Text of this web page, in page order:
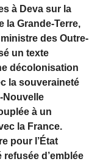
à Deva sur la
la Grande-Terre,
des Outre-
un texte
décolonisation
la souveraineté
Nouvelle
à un
la France.
pour l’État
refusée d’emblée